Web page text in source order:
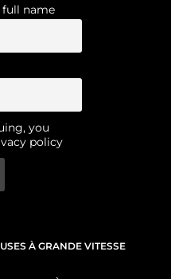
name
you
policy
À GRANDE VITESSE